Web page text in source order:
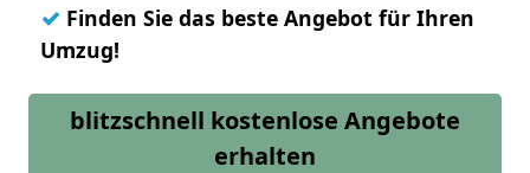
✓ Finden Sie das beste Angebot für Ihren
Umzug!
blitzschnell kostenlose Angebote
erhalten